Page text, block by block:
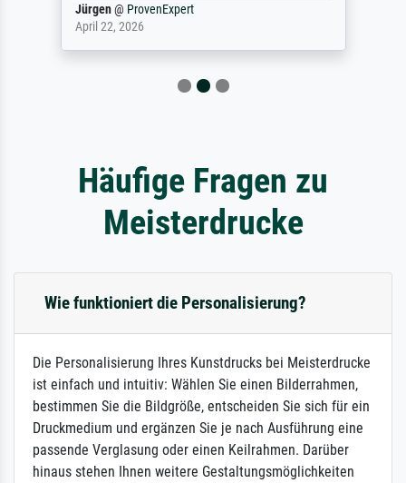
Jürgen@ ProvenExpert
April 22, 2026
Häufige Fragen zu
Meisterdrucke
Wie funktioniert die Personalisierung?
Die Personalisierung Ihres Kunstdrucks bei Meisterdrucke
ist einfach und intuitiv: Wählen Sie einen Bilderrahmen,
bestimmen Sie die Bildgröße, entscheiden Sie sich für ein
Druckmedium und ergänzen Sie je nach Ausführung eine
passende Verglasung oder einen Keilrahmen. Darüber
hinaus stehen Ihnen weitere Gestaltungsmöglichkeiten